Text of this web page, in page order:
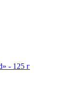
- 125 г